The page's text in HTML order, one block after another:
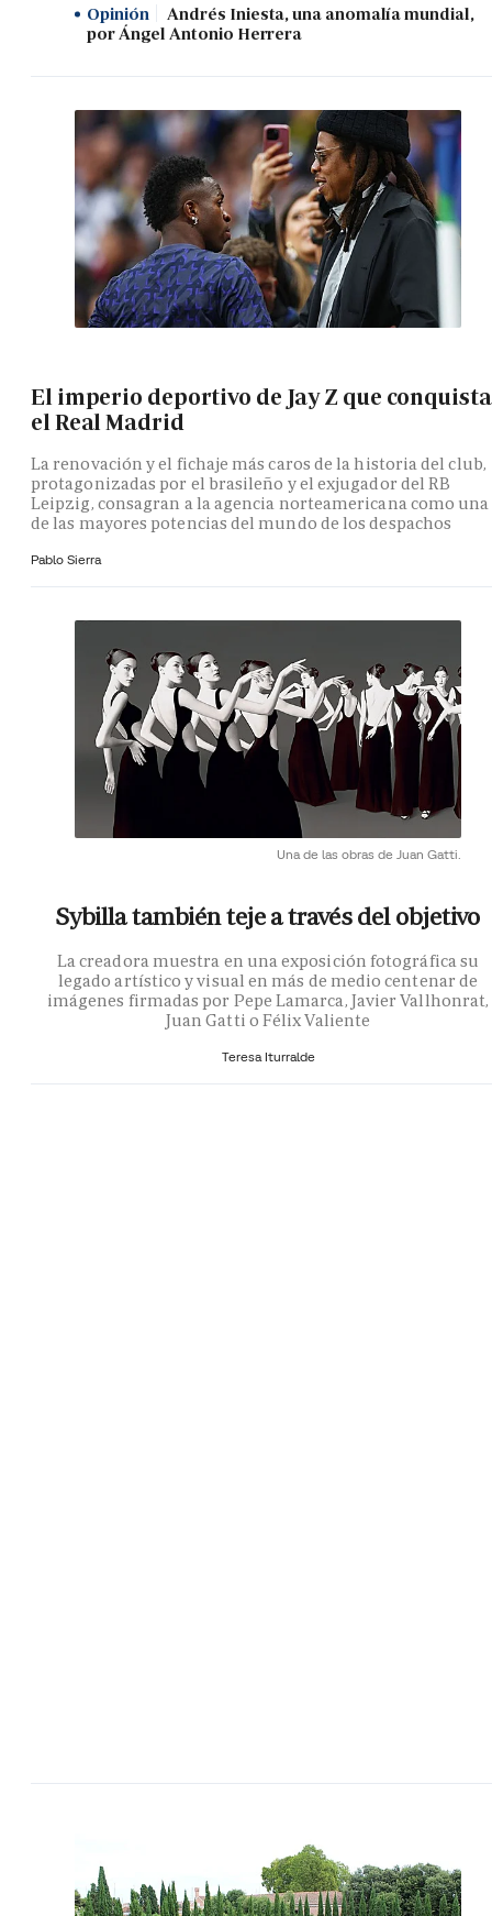
Opinión
Andrés Iniesta, una anomalía mundial,
por Ángel Antonio Herrera
El imperio deportivo de Jay Z que conquista
el Real Madrid
La renovación y el fichaje más caros de la historia del club,
protagonizadas por el brasileño y el exjugador del RB
Leipzig, consagran a la agencia norteamericana como una
de las mayores potencias del mundo de los despachos
Pablo Sierra
Una de las obras de Juan Gatti.
Sybilla también teje a través del objetivo
La creadora muestra en una exposición fotográfica su
legado artístico y visual en más de medio centenar de
imágenes firmadas por Pepe Lamarca, Javier Vallhonrat,
Juan Gatti o Félix Valiente
Teresa Iturralde